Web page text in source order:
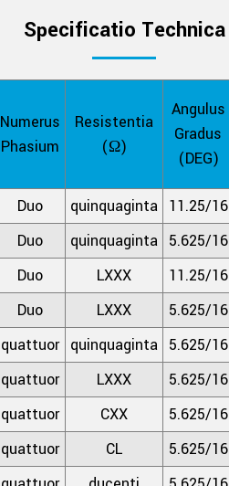
Specificatio Technica
Numerus
Phasium
Resistentia
(Ω)
Angulus
Gradus
(DEG)
Duo quinquaginta 11.25/16
Duo quinquaginta 5.625/16
Duo LXXX 11.25/16
Duo LXXX 5.625/16
quattuor quinquaginta 5.625/16
quattuor LXXX 5.625/16
quattuor CXX 5.625/16
quattuor CL 5.625/16